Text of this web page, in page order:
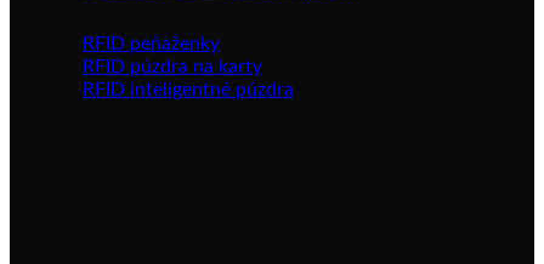
RFID peňaženky
RFID púzdra na karty
RFID inteligentné púzdra